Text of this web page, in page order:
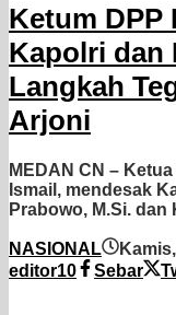
Ketum DPP
Kapolri dan
Langkah
Arjoni
MEDAN CN –
Ismail, mendesak
Prabowo, M.Si.
NASIONAL
editor10
Sebar